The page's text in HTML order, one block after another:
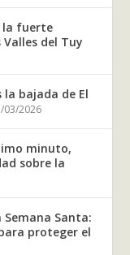
la fuerte
del Tuy
bajada de El
03/2026
minuto,
sobre la
Santa:
proteger el